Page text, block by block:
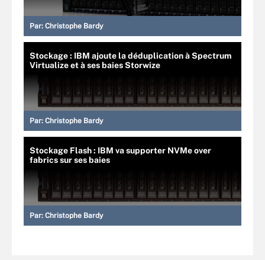
Par: Christophe Bardy
Stockage : IBM ajoute la déduplication à Spectrum
Virtualize et à ses baies Storwize
Par: Christophe Bardy
Stockage Flash : IBM va supporter NVMe over
fabrics sur ses baies
Par: Christophe Bardy